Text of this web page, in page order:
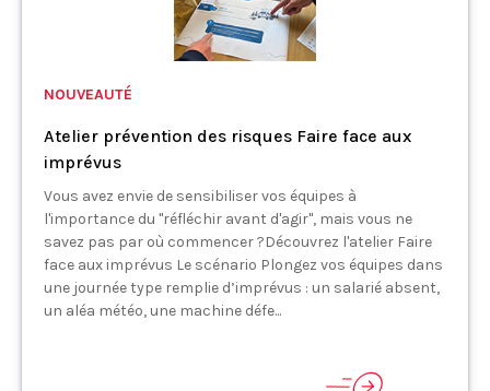
NOUVEAUTÉ
Atelier prévention des risques Faire face aux
imprévus
Vous avez envie de sensibiliser vos équipes à
l'importance du "réfléchir avant d'agir", mais vous ne
savez pas par où commencer ?Découvrez l'atelier Faire
face aux imprévus Le scénario Plongez vos équipes dans
une journée type remplie d’imprévus : un salarié absent,
un aléa météo, une machine défe...